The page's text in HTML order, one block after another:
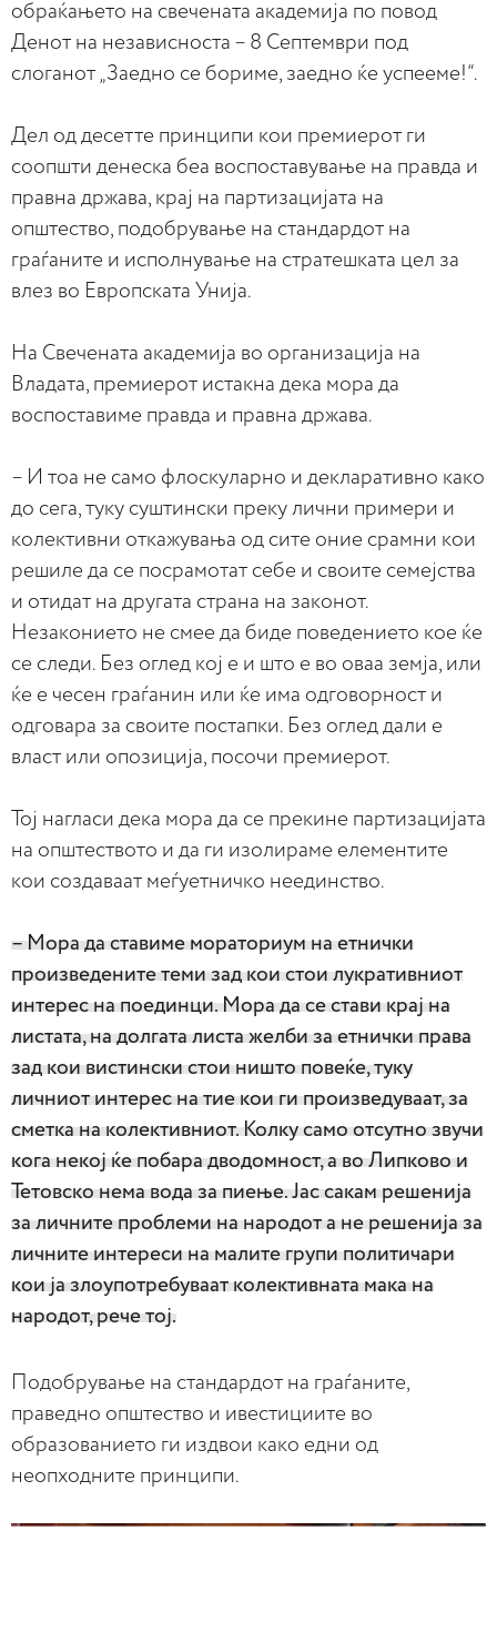
обраќањето на свечената академија по повод
Денот на независноста – 8 Септември под
слоганот „Заедно се бориме, заедно ќе успееме!“.
Дел од десетте принципи кои премиерот ги
соопшти денеска беа воспоставување на правда и
правна држава, крај на партизацијата на
општество, подобрување на стандардот на
граѓаните и исполнување на стратешката цел за
влез во Европската Унија.
На Свечената академија во организација на
Владата, премиерот истакна дека мора да
воспоставиме правда и правна држава.
– И тоа не само флоскуларно и декларативно како
до сега, туку суштински преку лични примери и
колективни откажувања од сите оние срамни кои
решиле да се посрамотат себе и своите семејства
и отидат на другата страна на законот.
Незаконието не смее да биде поведението кое ќе
се следи. Без оглед кој е и што е во оваа земја, или
ќе е чесен граѓанин или ќе има одговорност и
одговара за своите постапки. Без оглед дали е
власт или опозиција, посочи премиерот.
Тој нагласи дека мора да се прекине партизацијата
на општеството и да ги изолираме елементите
кои создаваат меѓуетничко неединство.
– Мора да ставиме мораториум на етнички
произведените теми зад кои стои лукративниот
интерес на поединци. Мора да се стави крај на
листата, на долгата листа желби за етнички права
зад кои вистински стои ништо повеќе, туку
личниот интерес на тие кои ги произведуваат, за
сметка на колективниот. Колку само отсутно звучи
кога некој ќе побара дводомност, а во Липково и
Тетовско нема вода за пиење. Јас сакам решенија
за личните проблеми на народот а не решенија за
личните интереси на малите групи политичари
кои ја злоупотребуваат колективната мака на
народот, рече тој.
Подобрување на стандардот на граѓаните,
праведно општество и ивестициите во
образованието ги издвои како едни од
неопходните принципи.